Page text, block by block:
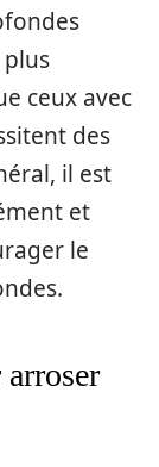
ceux avec
des
il est
et
le